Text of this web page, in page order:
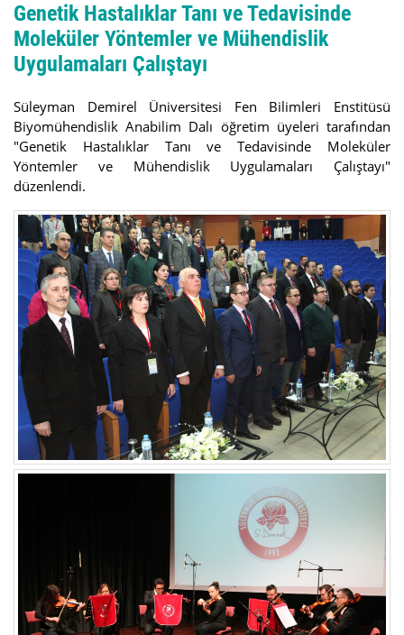
Genetik Hastalıklar Tanı ve Tedavisinde
Moleküler Yöntemler ve Mühendislik
Uygulamaları Çalıştayı
Süleyman Demirel Üniversitesi Fen Bilimleri Enstitüsü
Biyomühendislik Anabilim Dalı öğretim üyeleri tarafından
"Genetik Hastalıklar Tanı ve Tedavisinde Moleküler
Yöntemler ve Mühendislik Uygulamaları Çalıştayı"
düzenlendi.